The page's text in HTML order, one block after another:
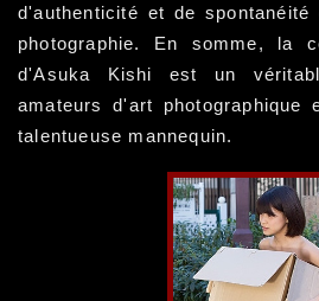
d'authenticité et de
photographie. En somme, la
d'Asuka Kishi est un
amateurs d'art
talentueuse mannequin.